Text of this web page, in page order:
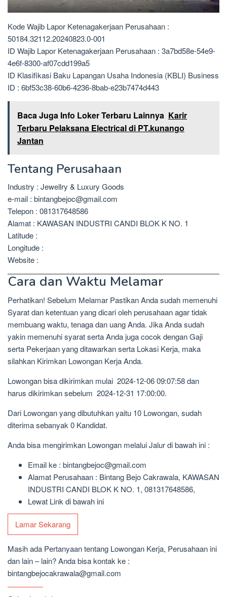
Kode Wajib Lapor Ketenagakerjaan Perusahaan :
50184.32112.20240823.0-001
ID Wajib Lapor Ketenagakerjaan Perusahaan : 3a7bd58e-54e9-
4e6f-8300-af07cdd199a5
ID Klasifikasi Baku Lapangan Usaha Indonesia (KBLI) Business
ID : 6bf53c38-60b6-4236-8bab-e23b7474d443
Baca Juga Info Loker Terbaru Lainnya Karir
Terbaru Pelaksana Electrical di PT.kunango
Jantan
Tentang Perusahaan
Industry : Jewellry & Luxury Goods
e-mail : bintangbejoc@gmail.com
Telepon : 081317648586
Alamat : KAWASAN INDUSTRI CANDI BLOK K NO. 1
Latitude :
Longitude :
Website :
Cara dan Waktu Melamar
Perhatikan! Sebelum Melamar Pastikan Anda sudah memenuhi
Syarat dan ketentuan yang dicari oleh perusahaan agar tidak
membuang waktu, tenaga dan uang Anda. Jika Anda sudah
yakin memenuhi syarat serta Anda juga cocok dengan Gaji
serta Pekerjaan yang ditawarkan serta Lokasi Kerja, maka
silahkan Kirimkan Lowongan Kerja Anda.
Lowongan bisa dikirimkan mulai 2024-12-06 09:07:58 dan
harus dikirimkan sebelum 2024-12-31 17:00:00.
Dari Lowongan yang dibutuhkan yaitu 10 Lowongan, sudah
diterima sebanyak 0 Kandidat.
Anda bisa mengirimkan Lowongan melalui Jalur di bawah ini :
Email ke : bintangbejoc@gmail.com
Alamat Perusahaan : Bintang Bejo Cakrawala, KAWASAN
INDUSTRI CANDI BLOK K NO. 1, 081317648586,
Lewat Link di bawah ini
Lamar Sekarang
Masih ada Pertanyaan tentang Lowongan Kerja, Perusahaan ini
dan lain – lain? Anda bisa kontak ke :
bintangbejocakrawala@gmail.com